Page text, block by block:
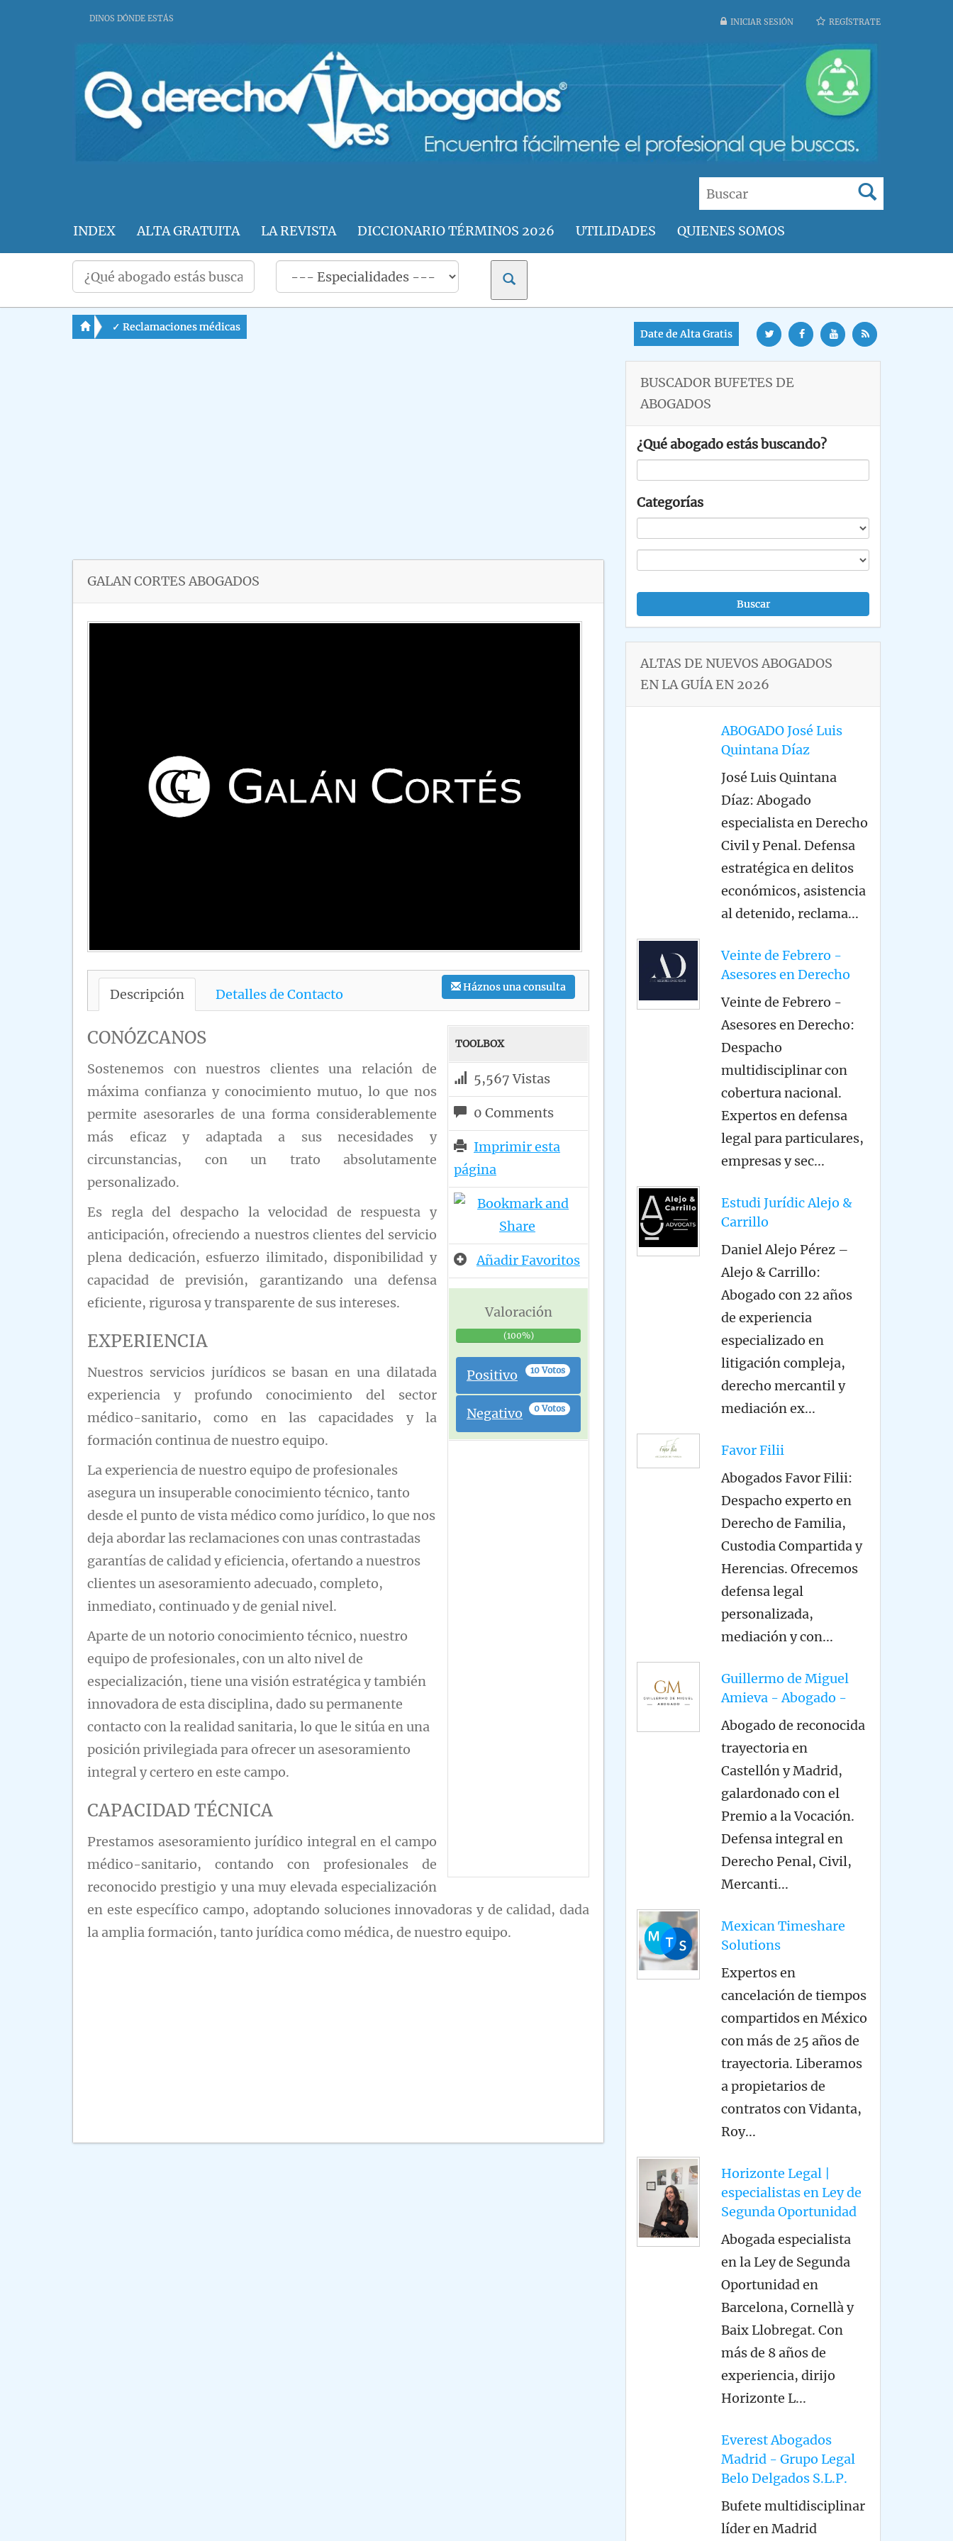
INICIAR SESIÓN REGÍSTRATE
DINOS DÓNDE ESTÁS
INDEX ALTA GRATUITA LA REVISTA DICCIONARIO TÉRMINOS 2026 UTILIDADES QUIENES SOMOS
✓ Reclamaciones médicas
Date de Alta Gratis
GALAN CORTES ABOGADOS
Háznos una consulta
Descripción Detalles de Contacto
TOOLBOX
5,567 Vistas
0 Comments
Imprimir esta
página
Añadir Favoritos
Valoración
(100%)
10 Votos
Positivo
0 Votos
Negativo
CONÓZCANOS
Sostenemos con nuestros clientes una relación de
máxima confianza y conocimiento mutuo, lo que nos
permite asesorarles de una forma considerablemente
más eficaz y adaptada a sus necesidades y
circunstancias, con un trato absolutamente
personalizado.
Es regla del despacho la velocidad de respuesta y
anticipación, ofreciendo a nuestros clientes del servicio
plena dedicación, esfuerzo ilimitado, disponibilidad y
capacidad de previsión, garantizando una defensa
eficiente, rigurosa y transparente de sus intereses.
EXPERIENCIA
Nuestros servicios jurídicos se basan en una dilatada
experiencia y profundo conocimiento del sector
médico-sanitario, como en las capacidades y la
formación continua de nuestro equipo.
La experiencia de nuestro equipo de profesionales
asegura un insuperable conocimiento técnico, tanto
desde el punto de vista médico como jurídico, lo que nos
deja abordar las reclamaciones con unas contrastadas
garantías de calidad y eficiencia, ofertando a nuestros
clientes un asesoramiento adecuado, completo,
inmediato, continuado y de genial nivel.
Aparte de un notorio conocimiento técnico, nuestro
equipo de profesionales, con un alto nivel de
especialización, tiene una visión estratégica y también
innovadora de esta disciplina, dado su permanente
contacto con la realidad sanitaria, lo que le sitúa en una
posición privilegiada para ofrecer un asesoramiento
integral y certero en este campo.
CAPACIDAD TÉCNICA
Prestamos asesoramiento jurídico integral en el campo
médico-sanitario, contando con profesionales de
reconocido prestigio y una muy elevada especialización
en este específico campo, adoptando soluciones innovadoras y de calidad, dada
la amplia formación, tanto jurídica como médica, de nuestro equipo.
BUSCADOR BUFETES DE
ABOGADOS
¿Qué abogado estás buscando?
Categorías
Buscar
ALTAS DE NUEVOS ABOGADOS
EN LA GUÍA EN 2026
ABOGADO José Luis
Quintana Díaz
José Luis Quintana
Díaz: Abogado
especialista en Derecho
Civil y Penal. Defensa
estratégica en delitos
económicos, asistencia
al detenido, reclama...
Veinte de Febrero -
Asesores en Derecho
Veinte de Febrero -
Asesores en Derecho:
Despacho
multidisciplinar con
cobertura nacional.
Expertos en defensa
legal para particulares,
empresas y sec...
Estudi Jurídic Alejo &
Carrillo
Daniel Alejo Pérez –
Alejo & Carrillo:
Abogado con 22 años
de experiencia
especializado en
litigación compleja,
derecho mercantil y
mediación ex...
Favor Filii
Abogados Favor Filii:
Despacho experto en
Derecho de Familia,
Custodia Compartida y
Herencias. Ofrecemos
defensa legal
personalizada,
mediación y con...
Guillermo de Miguel
Amieva - Abogado -
Abogado de reconocida
trayectoria en
Castellón y Madrid,
galardonado con el
Premio a la Vocación.
Defensa integral en
Derecho Penal, Civil,
Mercanti...
Mexican Timeshare
Solutions
Expertos en
cancelación de tiempos
compartidos en México
con más de 25 años de
trayectoria. Liberamos
a propietarios de
contratos con Vidanta,
Roy...
Horizonte Legal |
especialistas en Ley de
Segunda Oportunidad
Abogada especialista
en la Ley de Segunda
Oportunidad en
Barcelona, Cornellà y
Baix Llobregat. Con
más de 8 años de
experiencia, dirijo
Horizonte L...
Everest Abogados
Madrid - Grupo Legal
Belo Delgados S.L.P.
Bufete multidisciplinar
líder en Madrid